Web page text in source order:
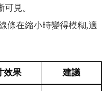
見。
條在縮小時變得模糊,適
效果 建議